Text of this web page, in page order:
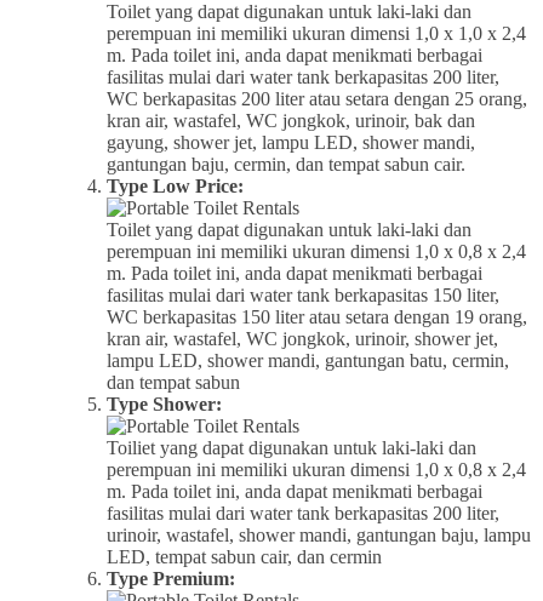
Toilet yang dapat digunakan untuk laki-laki dan
perempuan ini memiliki ukuran dimensi 1,0 x 1,0 x 2,4
m. Pada toilet ini, anda dapat menikmati berbagai
fasilitas mulai dari water tank berkapasitas 200 liter,
WC berkapasitas 200 liter atau setara dengan 25 orang,
kran air, wastafel, WC jongkok, urinoir, bak dan
gayung, shower jet, lampu LED, shower mandi,
gantungan baju, cermin, dan tempat sabun cair.
Type Low Price:
Toilet yang dapat digunakan untuk laki-laki dan
perempuan ini memiliki ukuran dimensi 1,0 x 0,8 x 2,4
m. Pada toilet ini, anda dapat menikmati berbagai
fasilitas mulai dari water tank berkapasitas 150 liter,
WC berkapasitas 150 liter atau setara dengan 19 orang,
kran air, wastafel, WC jongkok, urinoir, shower jet,
lampu LED, shower mandi, gantungan batu, cermin,
dan tempat sabun
Type Shower:
Toiliet yang dapat digunakan untuk laki-laki dan
perempuan ini memiliki ukuran dimensi 1,0 x 0,8 x 2,4
m. Pada toilet ini, anda dapat menikmati berbagai
fasilitas mulai dari water tank berkapasitas 200 liter,
urinoir, wastafel, shower mandi, gantungan baju, lampu
LED, tempat sabun cair, dan cermin
Type Premium: